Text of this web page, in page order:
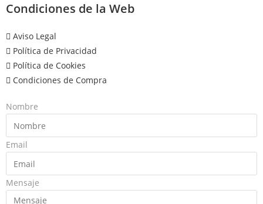
Condiciones de la Web
Aviso Legal
Política de Privacidad
Política de Cookies
Condiciones de Compra
Nombre
Email
Mensaje